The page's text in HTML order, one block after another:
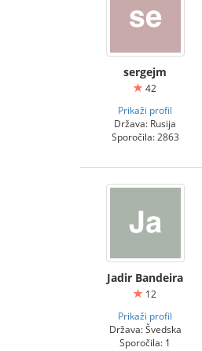
sergejm
42
Prikaži profil
Država: Rusija
Sporočila: 2863
Jadir Bandeira
12
Prikaži profil
Država: Švedska
Sporočila: 1